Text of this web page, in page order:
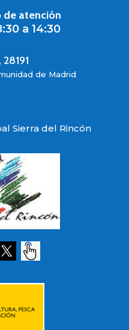
de atención
a 14:30
de Madrid
Sierra del Rincón